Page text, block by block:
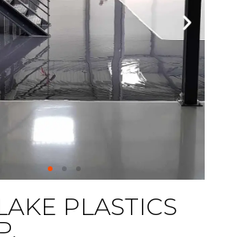
PLASTICS